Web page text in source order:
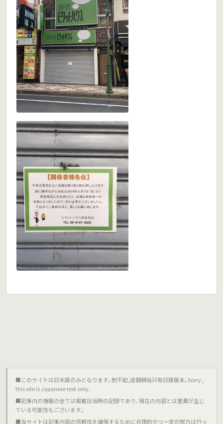
■このサイトは日本語のみとなります｡對不起,這個網站只有日語版本｡Sorry ,
this site is Japanese text only.
■記事内の情報の全ては掲載日当時の記録であり､現在の内容とは差異が生じ
ている可能性もございます｡
■当サイトは記事内容の信頼性を確保するために合理的かつ一定の努力は行っ